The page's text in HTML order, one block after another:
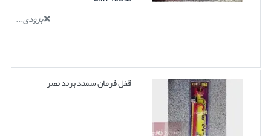
بزودی...
قفل فرمان سمند برند نصر